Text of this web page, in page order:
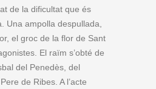
de la dificultat que és
Una ampolla despullada,
el groc de la flor de Sant
El raïm s’obté de
del Penedès, del
de Ribes. A l’acte